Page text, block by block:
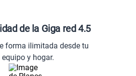
de la Giga red 4.5
forma ilimitada desde tu
equipo y hogar.